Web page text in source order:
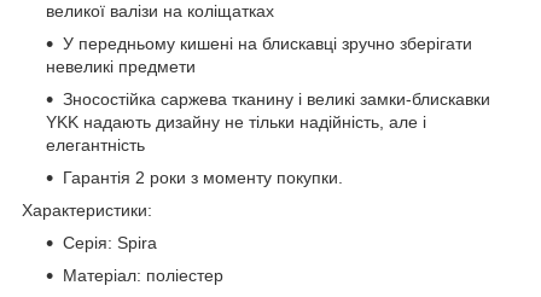
великої валізи на коліщатках
У передньому кишені на блискавці зручно зберігати
невеликі предмети
Зносостійка саржева тканину і великі замки-блискавки
YKK надають дизайну не тільки надійність, але і
елегантність
Гарантія 2 роки з моменту покупки.
Характеристики:
Серія: Spira
Матеріал: поліестер